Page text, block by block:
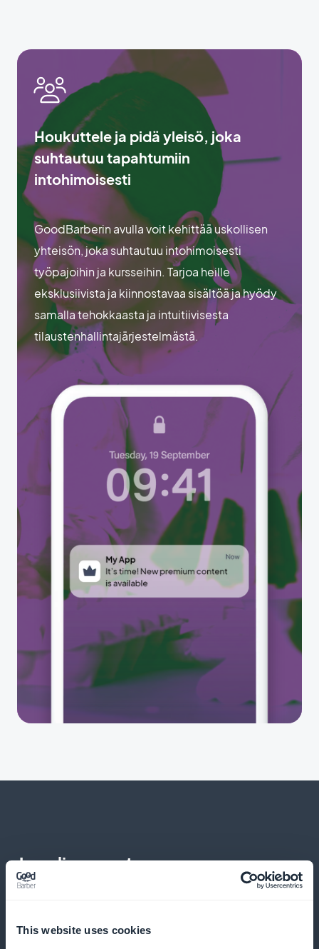
This website uses cookies
Houkuttele ja pidä yleisö, joka
suhtautuu tapahtumiin
intohimoisesti
GoodBarberin avulla voit kehittää uskollisen
yhteisön, joka suhtautuu intohimoisesti
työpajoihin ja kursseihin. Tarjoa heille
eksklusiivista ja kiinnostavaa sisältöä ja hyödy
samalla tehokkaasta ja intuitiivisesta
tilaustenhallintajärjestelmästä.
Ja paljon muuta